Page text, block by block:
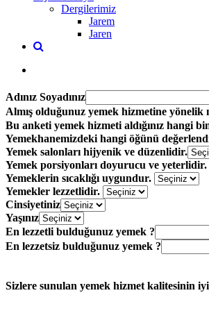
Dergilerimiz
Jarem
Jaren
Adınız Soyadınız
Almış olduğunuz yemek hizmetine
Bu anketi yemek hizmeti aldığınız hangi
Yemekhanemizdeki hangi öğünü
Yemek salonları hijyenik ve düzenlidir.
Yemek porsiyonları doyurucu ve yeterlidir.
Yemeklerin sıcaklığı uygundur.
Yemekler lezzetlidir.
Cinsiyetiniz
Yaşınız
En lezzetli bulduğunuz yemek ?
En lezzetsiz bulduğunuz yemek ?
Sizlere sunulan yemek hizmet kalitesinin